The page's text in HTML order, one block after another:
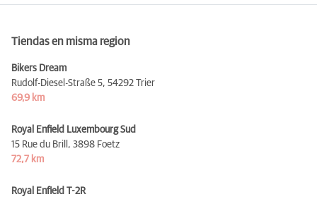
Tiendas en misma region
Bikers Dream
Rudolf-Diesel-Straße 5, 54292 Trier
69,9 km
Royal Enfield Luxembourg Sud
15 Rue du Brill, 3898 Foetz
72,7 km
Royal Enfield T-2R